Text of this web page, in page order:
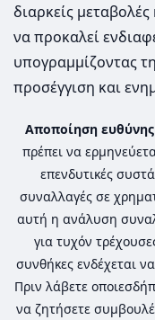
διαρκείς μεταβολές
να προκαλεί
υπογραμμίζοντας
προσέγγιση και
Αποποίηση ευθύνης
πρέπει να
επενδυτικές
συναλλαγές σε
αυτή η ανάλυση
για τυχόν
συνθήκες ενδέχεται
Πριν λάβετε
να ζητήσετε